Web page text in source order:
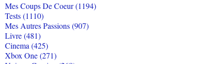
Mes Coups De Coeur (1194)
Tests (1110)
Mes Autres Passions (907)
Livre (481)
Cinema (425)
Xbox One (271)